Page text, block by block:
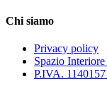
Chi siamo
Privacy policy
Spazio
P.IVA.